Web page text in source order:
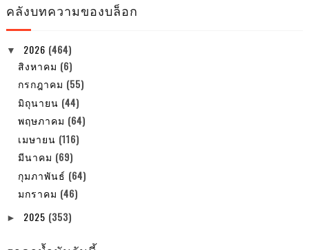
คลังบทความของบล็อก
▼ 2026 (464)
สิงหาคม (6)
กรกฎาคม (55)
มิถุนายน (44)
พฤษภาคม (64)
เมษายน (116)
มีนาคม (69)
กุมภาพันธ์ (64)
มกราคม (46)
► 2025 (353)